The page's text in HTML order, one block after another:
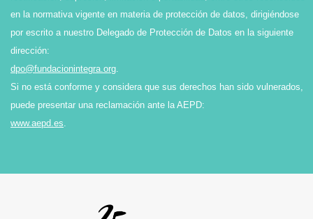
en la normativa vigente en materia de protección de datos, dirigiéndose
por escrito a nuestro Delegado de Protección de Datos en la siguiente
dirección:
dpo@fundacionintegra.org
Si no está conforme y considera que sus derechos han sido vulnerados,
puede presentar una reclamación ante la AEPD:
www.aepd.es